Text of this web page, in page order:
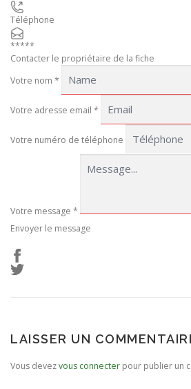
Téléphone
*****
Contacter le propriétaire de la fiche
Votre nom *
Votre adresse email *
Votre numéro de téléphone
Votre message *
Envoyer le message
LAISSER UN
Vous devezvous connecter pour publier un